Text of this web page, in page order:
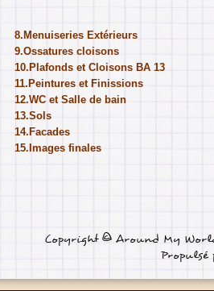
8.Menuiseries Extérieurs
9.Ossatures cloisons
10.Plafonds et Cloisons BA 13
11. Peintures et Finissions
12.WC et Salle de bain
13.Sols
14. Facades
15.Images finales
Copyright © Around My